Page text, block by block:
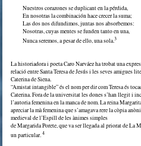
Nuestros corazones se duplicant en la pérdida,
En nosotras la combinación hace crecer la suma;
Las dos nos difundimos, juntas nos absorbemos:
Nosotras, cuyas mentes se funden tanto en una,
Nunca seremos, a pesar de ello, una sola.3
La historiadora i poeta Caro Narváez ha trobat una
relació entre Santa Teresa de Jesús i les seves amigues
Caterina de Siena.
“Amistat intangible” és el nom per dir com Teresa és
Caterina. Fora de la universitat les dones s’han llegit i
l’autoria femenina en la manca de nom. La reina
apreciar la mà femenina que s’amagava rere la còpia
medieval de l’Espill de les ànimes simples
de Margarida Porete, que va ser llegada al priorat de La
un particular.4